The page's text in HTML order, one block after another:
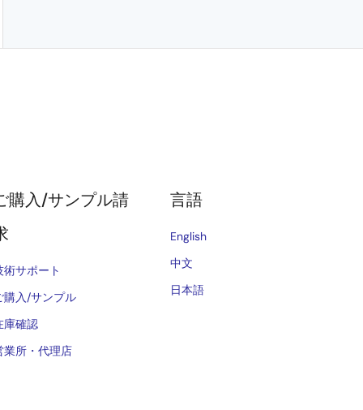
購入/サンプル請
術サポート
購入/サンプル
庫確認
業所・代理店
言語
English
中文
日本語